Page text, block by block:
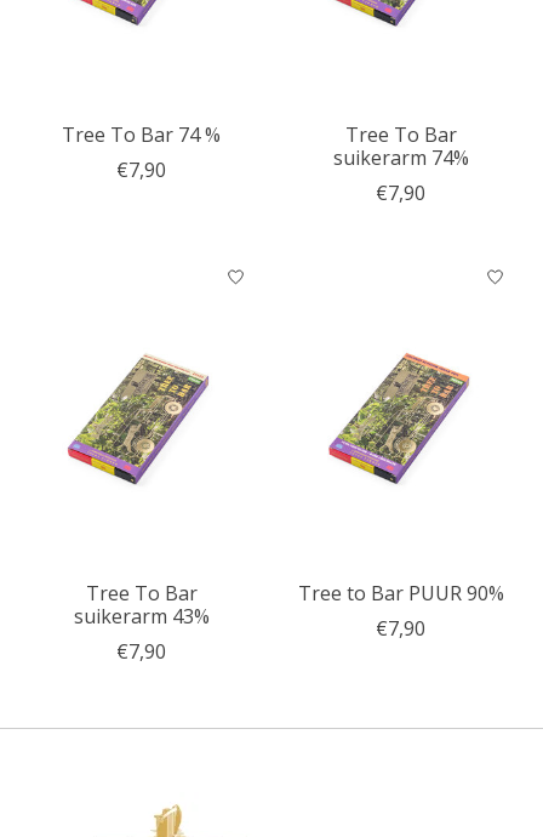
Tree To Bar 74 %
€7,90
Tree To Bar
suikerarm 74%
€7,90
Tree To Bar
suikerarm 43%
€7,90
Tree to Bar PUUR 90%
€7,90